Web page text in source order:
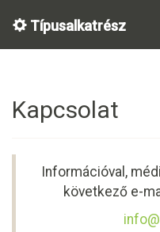
Típusalkatrész
Kapcsolat
Információval,
következő e-